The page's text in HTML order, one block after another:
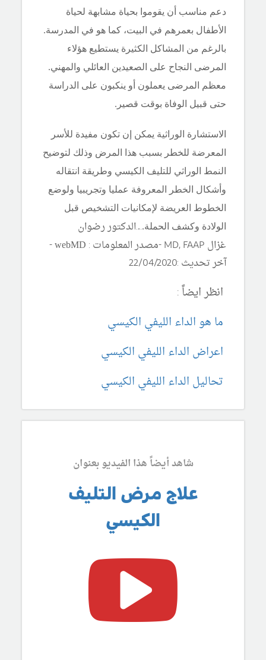
دعم مناسب أن يقوموا بحياة مشابهة لحياة
الأطفال بعمرهم في البيت، كما هو في المدرسة.
بالرغم من المشاكل الكثيرة يستطيع هؤلاء
المرضى النجاح على الصعيدين العائلي والمهني.
معظم المرضى يعملون أو ينكبون على الدراسة
حتى قبيل الوفاة بوقت قصير.
الاستشارة الوراثية يمكن إن تكون مفيدة للأسر
المعرضة للخطر بسبب هذا المرض وذلك لتوضيح
النمط الوراثي للتليف الكيسي وطريقة انتقاله
وأشكال الخطر المعروفة عمليا وتجريبيا ولوضع
الخطوط العريضة لإمكانيات التشخيص قبل
الولادة وكشف الحملة..
..الدكتور رضوان
غزال MD, FAAP -مصدر المعلومات :
-
آخر تحديث :22/04/2020
انظر ايضاً :
ما هو الداء الليفي الكيسي
اعراض الداء الليفي الكيسي
تحاليل الداء الليفي الكيسي
شاهد أيضاً هذا الفيديو بعنوان
علاج مرض التليف
الكيسي